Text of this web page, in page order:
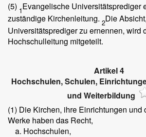
(5) 1Evangelische Universitätsprediger
zuständige Kirchenleitung. 2Die
Universitätsprediger zu ernennen, wird
Hochschulleitung mitgeteilt.
Artikel 4
Hochschulen, Schulen,
und Weiterbildung
(1) Die Kirchen, ihre Einrichtungen und
Werke haben das Recht,
Hochschulen,